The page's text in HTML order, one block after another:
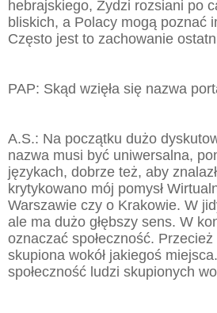
hebrajskiego, Żydzi rozsiani po
bliskich, a Polacy mogą poznać
Często jest to zachowanie
PAP: Skąd wzięła się nazwa
A.S.: Na początku dużo
nazwa musi być uniwersalna,
językach, dobrze też, aby
krytykowano mój pomysł
Warszawie czy o Krakowie. W
ale ma dużo głębszy sens. W
oznaczać społeczność.
skupiona wokół jakiegoś
społeczność ludzi skupionych